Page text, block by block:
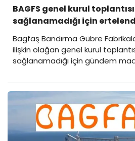
BAGFS genel kurul
sağlanamadığı için
Bagfaş Bandırma Gübre
ilişkin olağan genel kurul
sağlanamadığı için gündem